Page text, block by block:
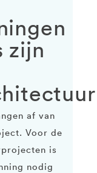
zijn
af van
Voor de
is
nodig